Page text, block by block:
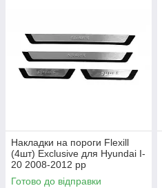
Накладки на пороги Flexill
(4шт) Exclusive для Hyundai I-
20 2008-2012 рр
Готово до відправки